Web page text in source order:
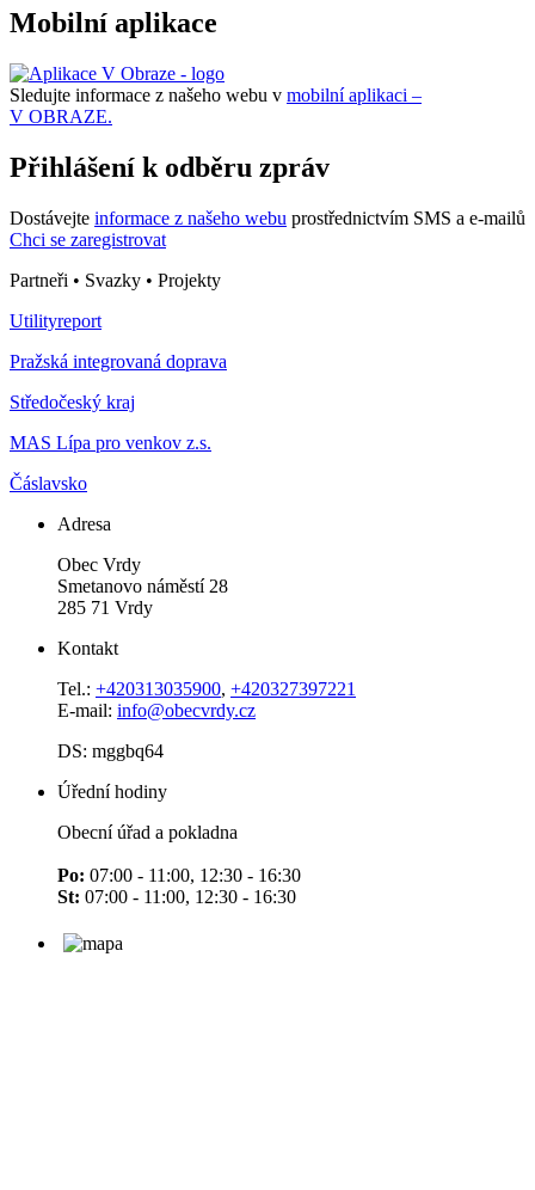
Mobilní aplikace
Sledujte informace z našeho webu v mobilní aplikaci –
V OBRAZE.
Přihlášení k odběru zpráv
Dostávejte informace z našeho webu prostřednictvím SMS a e-mailů
Chci se zaregistrovat
Partneři • Svazky • Projekty
Utilityreport
Pražská integrovaná doprava
Středočeský kraj
MAS Lípa pro venkov z.s.
Čáslavsko
Adresa
Obec Vrdy
Smetanovo náměstí 28
285 71 Vrdy
Kontakt
Tel.: +420313035900, +420327397221
E-mail: info@obecvrdy.cz
DS: mggbq64
Úřední hodiny
Obecní úřad a pokladna
Po: 07:00 - 11:00, 12:30 - 16:30
St: 07:00 - 11:00, 12:30 - 16:30